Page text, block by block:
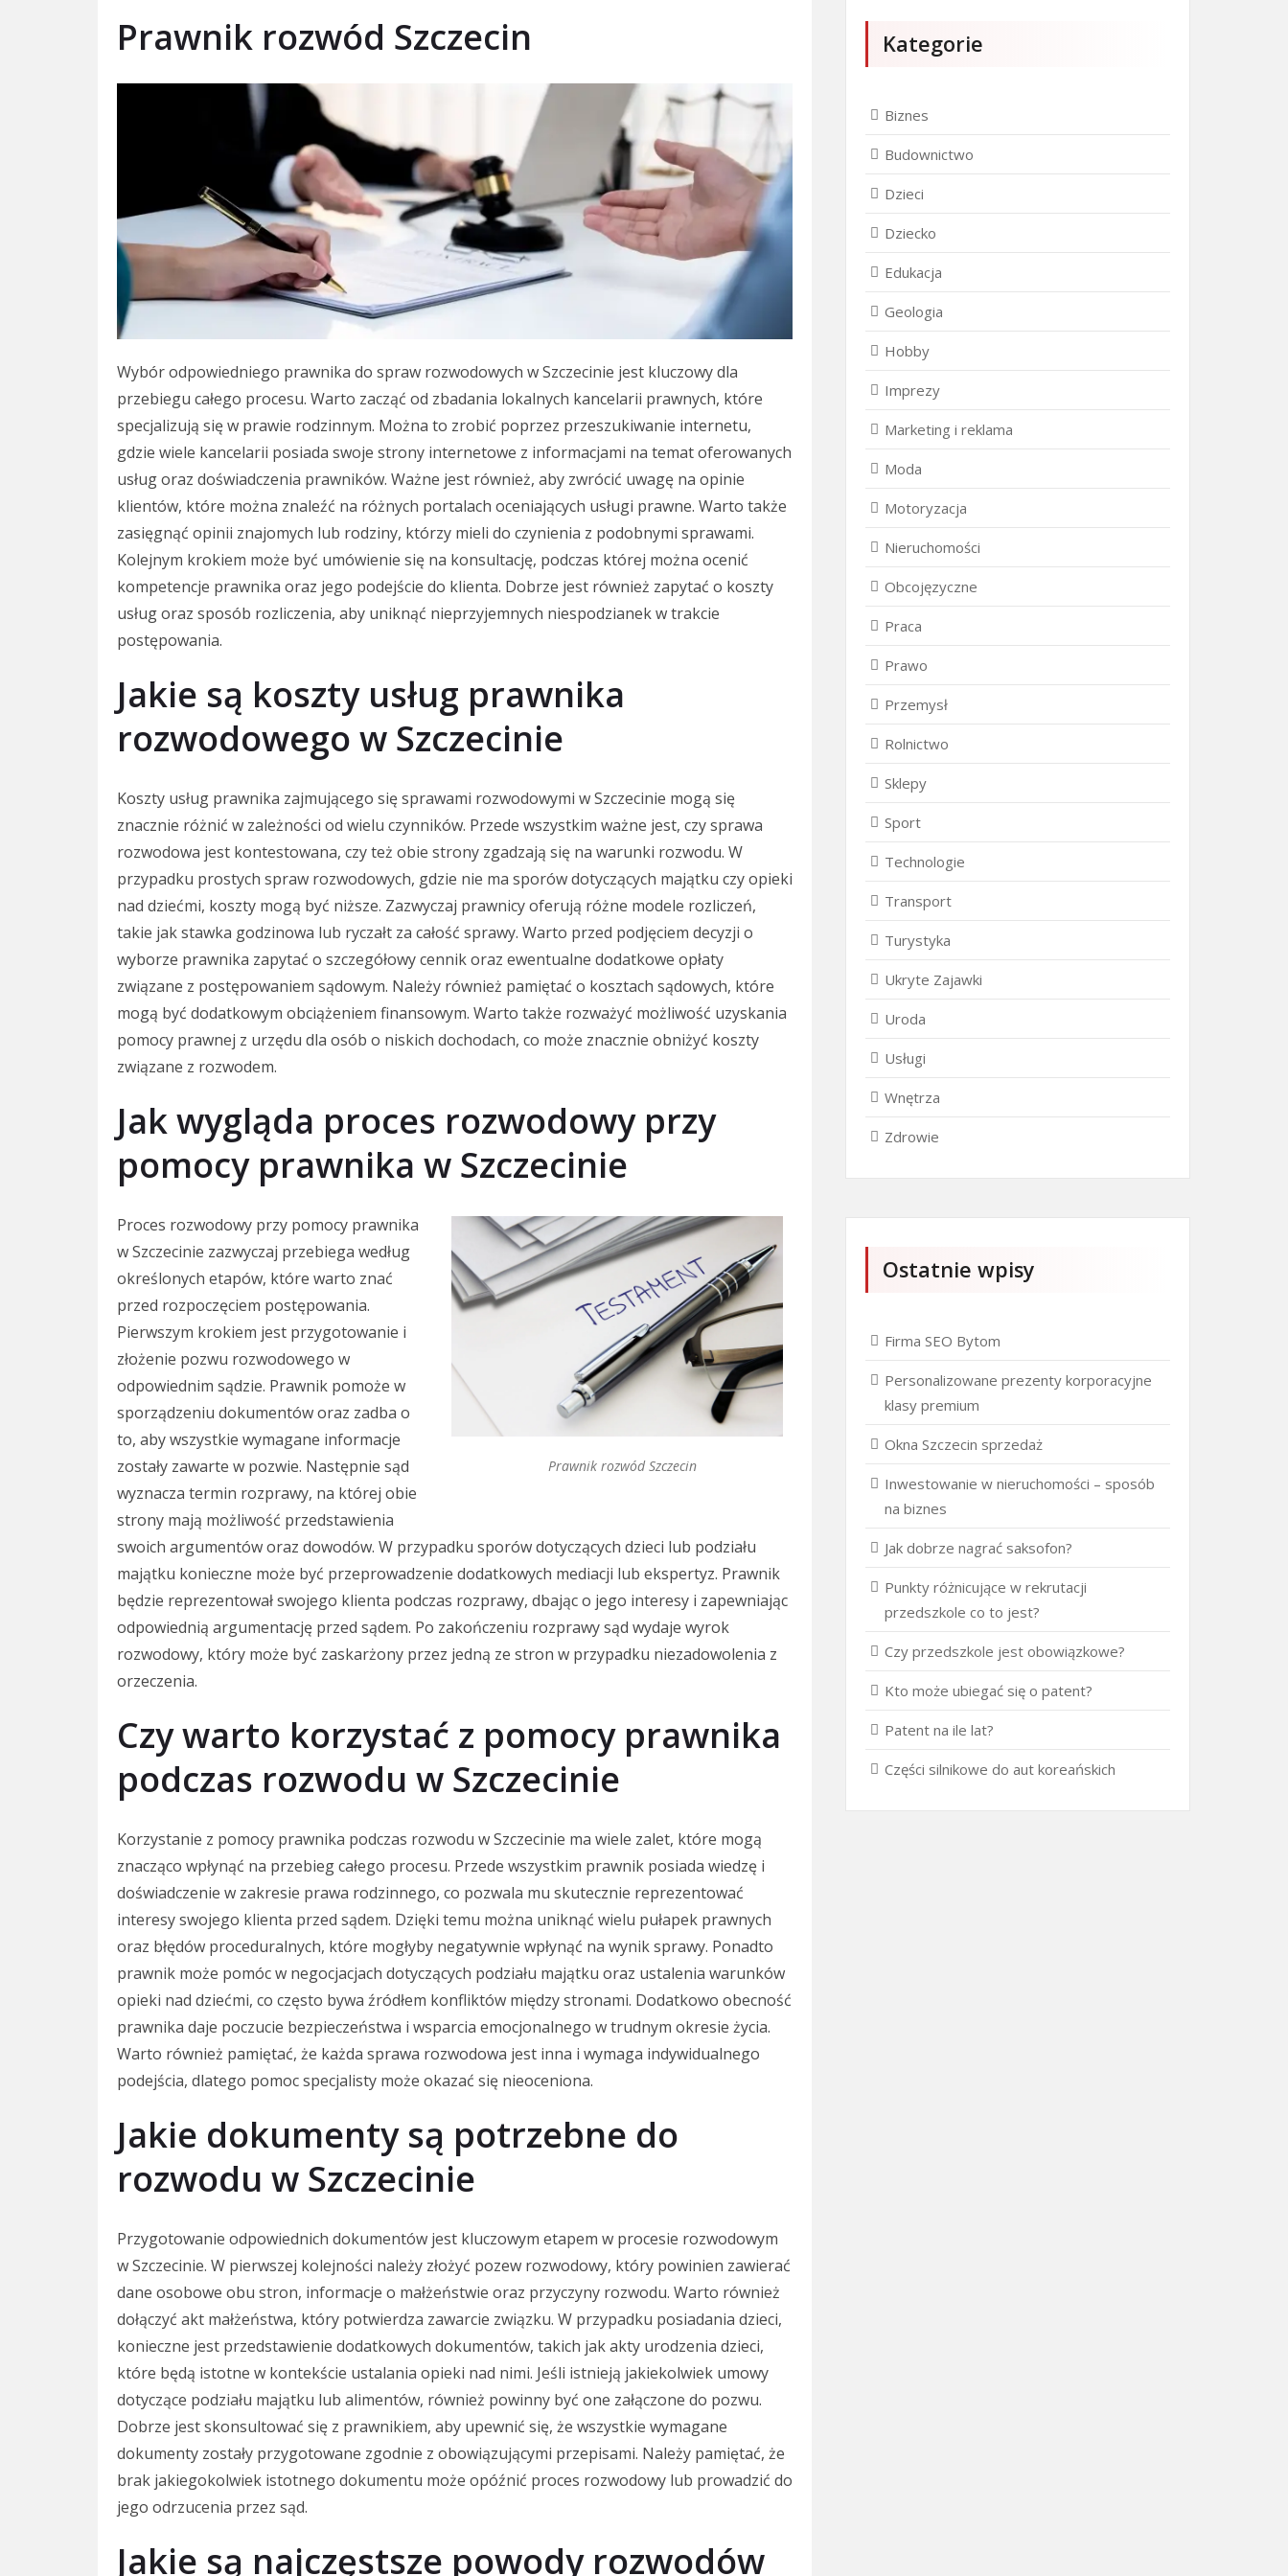
Prawnik rozwód Szczecin
Wybór odpowiedniego prawnika do spraw rozwodowych w Szczecinie jest kluczowy dla
przebiegu całego procesu. Warto zacząć od zbadania lokalnych kancelarii prawnych, które
specjalizują się w prawie rodzinnym. Można to zrobić poprzez przeszukiwanie internetu,
gdzie wiele kancelarii posiada swoje strony internetowe z informacjami na temat oferowanych
usług oraz doświadczenia prawników. Ważne jest również, aby zwrócić uwagę na opinie
klientów, które można znaleźć na różnych portalach oceniających usługi prawne. Warto także
zasięgnąć opinii znajomych lub rodziny, którzy mieli do czynienia z podobnymi sprawami.
Kolejnym krokiem może być umówienie się na konsultację, podczas której można ocenić
kompetencje prawnika oraz jego podejście do klienta. Dobrze jest również zapytać o koszty
usług oraz sposób rozliczenia, aby uniknąć nieprzyjemnych niespodzianek w trakcie
postępowania.
Jakie są koszty usług prawnika
rozwodowego w Szczecinie
Koszty usług prawnika zajmującego się sprawami rozwodowymi w Szczecinie mogą się
znacznie różnić w zależności od wielu czynników. Przede wszystkim ważne jest, czy sprawa
rozwodowa jest kontestowana, czy też obie strony zgadzają się na warunki rozwodu. W
przypadku prostych spraw rozwodowych, gdzie nie ma sporów dotyczących majątku czy opieki
nad dziećmi, koszty mogą być niższe. Zazwyczaj prawnicy oferują różne modele rozliczeń,
takie jak stawka godzinowa lub ryczałt za całość sprawy. Warto przed podjęciem decyzji o
wyborze prawnika zapytać o szczegółowy cennik oraz ewentualne dodatkowe opłaty
związane z postępowaniem sądowym. Należy również pamiętać o kosztach sądowych, które
mogą być dodatkowym obciążeniem finansowym. Warto także rozważyć możliwość uzyskania
pomocy prawnej z urzędu dla osób o niskich dochodach, co może znacznie obniżyć koszty
związane z rozwodem.
Jak wygląda proces rozwodowy przy
pomocy prawnika w Szczecinie
Prawnik rozwód Szczecin
Proces rozwodowy przy pomocy prawnika
w Szczecinie zazwyczaj przebiega według
określonych etapów, które warto znać
przed rozpoczęciem postępowania.
Pierwszym krokiem jest przygotowanie i
złożenie pozwu rozwodowego w
odpowiednim sądzie. Prawnik pomoże w
sporządzeniu dokumentów oraz zadba o
to, aby wszystkie wymagane informacje
zostały zawarte w pozwie. Następnie sąd
wyznacza termin rozprawy, na której obie
strony mają możliwość przedstawienia
swoich argumentów oraz dowodów. W przypadku sporów dotyczących dzieci lub podziału
majątku konieczne może być przeprowadzenie dodatkowych mediacji lub ekspertyz. Prawnik
będzie reprezentował swojego klienta podczas rozprawy, dbając o jego interesy i zapewniając
odpowiednią argumentację przed sądem. Po zakończeniu rozprawy sąd wydaje wyrok
rozwodowy, który może być zaskarżony przez jedną ze stron w przypadku niezadowolenia z
orzeczenia.
Czy warto korzystać z pomocy prawnika
podczas rozwodu w Szczecinie
Korzystanie z pomocy prawnika podczas rozwodu w Szczecinie ma wiele zalet, które mogą
znacząco wpłynąć na przebieg całego procesu. Przede wszystkim prawnik posiada wiedzę i
doświadczenie w zakresie prawa rodzinnego, co pozwala mu skutecznie reprezentować
interesy swojego klienta przed sądem. Dzięki temu można uniknąć wielu pułapek prawnych
oraz błędów proceduralnych, które mogłyby negatywnie wpłynąć na wynik sprawy. Ponadto
prawnik może pomóc w negocjacjach dotyczących podziału majątku oraz ustalenia warunków
opieki nad dziećmi, co często bywa źródłem konfliktów między stronami. Dodatkowo obecność
prawnika daje poczucie bezpieczeństwa i wsparcia emocjonalnego w trudnym okresie życia.
Warto również pamiętać, że każda sprawa rozwodowa jest inna i wymaga indywidualnego
podejścia, dlatego pomoc specjalisty może okazać się nieoceniona.
Jakie dokumenty są potrzebne do
rozwodu w Szczecinie
Przygotowanie odpowiednich dokumentów jest kluczowym etapem w procesie rozwodowym
w Szczecinie. W pierwszej kolejności należy złożyć pozew rozwodowy, który powinien zawierać
dane osobowe obu stron, informacje o małżeństwie oraz przyczyny rozwodu. Warto również
dołączyć akt małżeństwa, który potwierdza zawarcie związku. W przypadku posiadania dzieci,
konieczne jest przedstawienie dodatkowych dokumentów, takich jak akty urodzenia dzieci,
które będą istotne w kontekście ustalania opieki nad nimi. Jeśli istnieją jakiekolwiek umowy
dotyczące podziału majątku lub alimentów, również powinny być one załączone do pozwu.
Dobrze jest skonsultować się z prawnikiem, aby upewnić się, że wszystkie wymagane
dokumenty zostały przygotowane zgodnie z obowiązującymi przepisami. Należy pamiętać, że
brak jakiegokolwiek istotnego dokumentu może opóźnić proces rozwodowy lub prowadzić do
jego odrzucenia przez sąd.
Jakie są najczęstsze powody rozwodów
Kategorie
Biznes
Budownictwo
Dzieci
Dziecko
Edukacja
Geologia
Hobby
Imprezy
Marketing i reklama
Moda
Motoryzacja
Nieruchomości
Obcojęzyczne
Praca
Prawo
Przemysł
Rolnictwo
Sklepy
Sport
Technologie
Transport
Turystyka
Ukryte Zajawki
Uroda
Usługi
Wnętrza
Zdrowie
Ostatnie wpisy
Firma SEO Bytom
Personalizowane prezenty korporacyjne
klasy premium
Okna Szczecin sprzedaż
Inwestowanie w nieruchomości – sposób
na biznes
Jak dobrze nagrać saksofon?
Punkty różnicujące w rekrutacji
przedszkole co to jest?
Czy przedszkole jest obowiązkowe?
Kto może ubiegać się o patent?
Patent na ile lat?
Części silnikowe do aut koreańskich